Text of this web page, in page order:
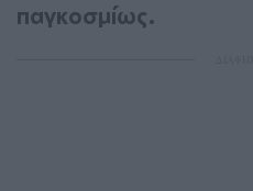
παγκοσμίως.